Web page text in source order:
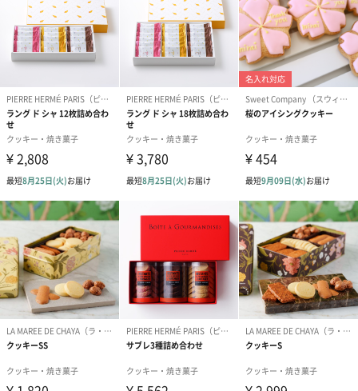
お世話になった方へのご挨拶やお礼、プチギフトにもおすすめで
す。
GODIVA （ゴディバ）
1926年ブリュッセルで創業、世界で愛されるプレミアムチョコレ
ートのリーディングブランドです。「ゴディバ」のこだわりは、
ゴディバを通じた新しいチョコレート体験を提供し、記憶に残る
幸せなひとときをお届けすることです。
トリュフやプラリネから、焼き菓子、アイスクリーム、チョコレ
ートドリンク、チョコレートの魅力をさまざまに活かした製品と
ともに、世界中のお客さまにプレミアムなチョコレート体験をご
提案してまいります。
花言葉ブーケBOXミニ